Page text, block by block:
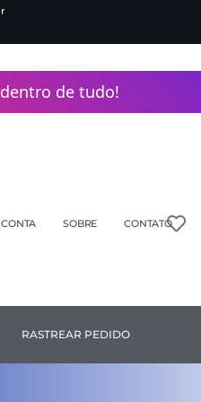
de tudo!
SOBRE CONTATO
INDUSTRIAL
RASTREAR PEDIDO